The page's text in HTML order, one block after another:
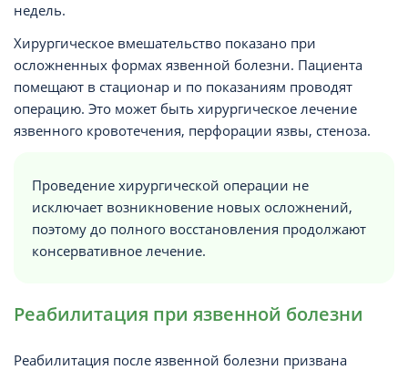
недель.
Хирургическое вмешательство показано при
осложненных формах язвенной болезни. Пациента
помещают в стационар и по показаниям проводят
операцию. Это может быть хирургическое лечение
язвенного кровотечения, перфорации язвы, стеноза.
Проведение хирургической операции не
исключает возникновение новых осложнений,
поэтому до полного восстановления продолжают
консервативное лечение.
Реабилитация при язвенной болезни
Реабилитация после язвенной болезни призвана